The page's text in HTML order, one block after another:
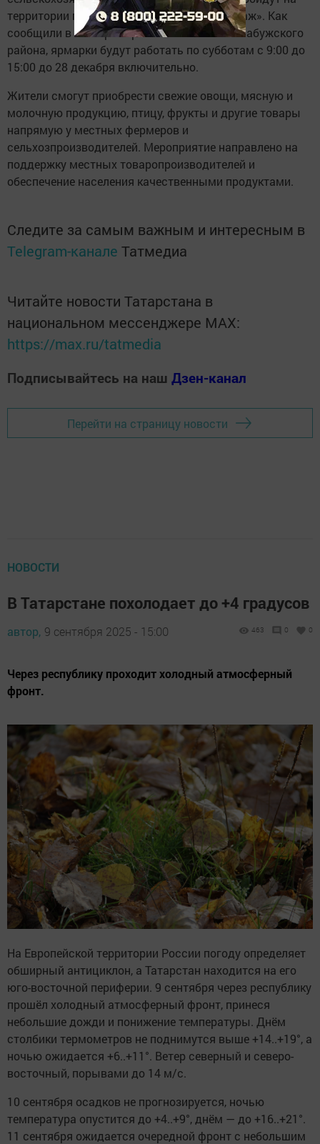
территории перед торговым центром «Мираж». Как
сообщили в секторе торговли исполкома Елабужского
района, ярмарки будут работать по субботам с 9:00 до
15:00 до 28 декабря включительно.
Жители смогут приобрести свежие овощи, мясную и
молочную продукцию, птицу, фрукты и другие товары
напрямую у местных фермеров и
сельхозпроизводителей. Мероприятие направлено на
поддержку местных товаропроизводителей и
обеспечение населения качественными продуктами.
Следите за самым важным и интересным в
Telegram-канале Татмедиа
Читайте новости Татарстана в
национальном мессенджере MАХ:
https://max.ru/tatmedia
Подписывайтесь на наш Дзен-канал
Перейти на страницу новости
НОВОСТИ
В Татарстане похолодает до +4 градусов
автор, 9 сентября 2025 - 15:00 463 0 0
Через республику проходит холодный атмосферный
фронт.
На Европейской территории России погоду определяет
обширный антициклон, а Татарстан находится на его
юго-восточной периферии. 9 сентября через республику
прошёл холодный атмосферный фронт, принеся
небольшие дожди и понижение температуры. Днём
столбики термометров не поднимутся выше +14..+19°, а
ночью ожидается +6..+11°. Ветер северный и северо-
восточный, порывами до 14 м/с.
10 сентября осадков не прогнозируется, ночью
температура опустится до +4..+9°, днём — до +16..+21°.
11 сентября ожидается очередной фронт с небольшим